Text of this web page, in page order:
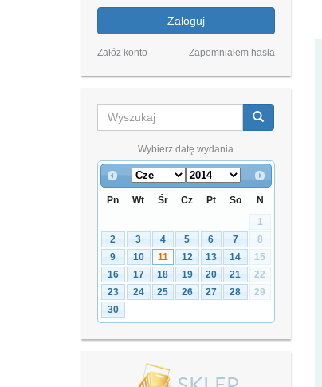
Zaloguj
Załóż konto Zapomniałem hasła
Wybierz datę wydania
Pn Wt Śr Cz Pt So
N
1
2
3 4 5 6 7
8
9
10 11 12 13 14
15
16
17 18 19 20 21
22
23
24 25 26 27 28
29
30